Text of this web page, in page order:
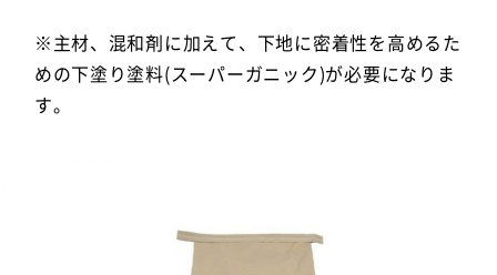
※主材、混和剤に加えて、下地に密着性を高めるた
めの下塗り塗料(スーパーガニック)が必要になりま
す。